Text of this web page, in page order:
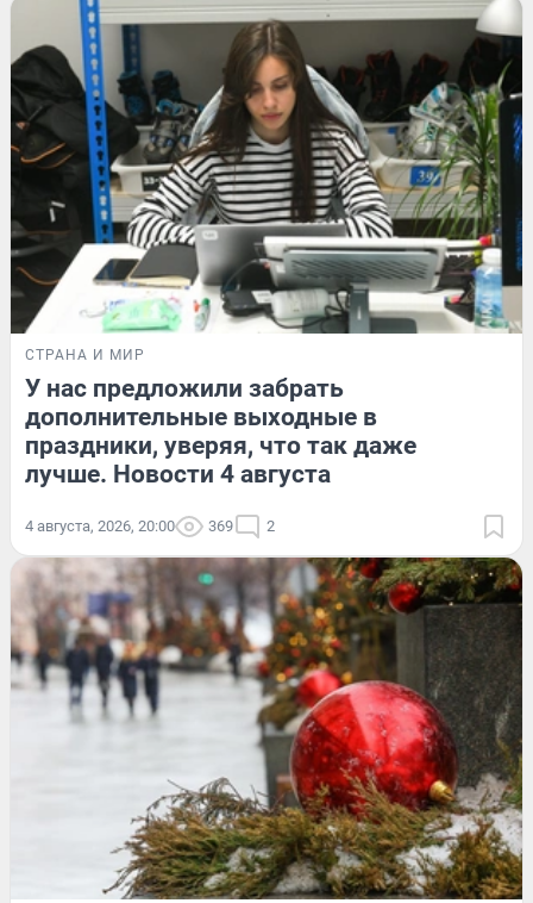
СТРАНА И МИР
У нас предложили забрать
дополнительные выходные в
праздники, уверяя, что так даже
лучше. Новости 4 августа
4 августа, 2026, 20:00 369 2